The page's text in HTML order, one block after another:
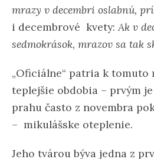
mrazy v decembri oslabnú,
i decembrové kvety:Ak v
sedmokrások, mrazov sa tak
„Oficiálne“ patria k tomuto
teplejšie obdobia – prvým
prahu často z novembra
– mikulášske oteplenie.
Jeho tvárou býva jedna z